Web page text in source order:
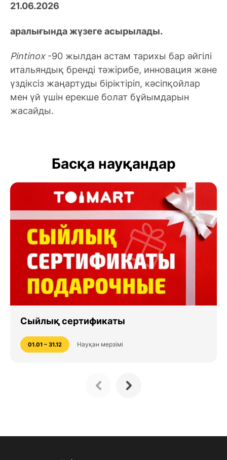
21.06.2026
аралығында жүзеге асырылады.
Pintinox -90 жылдан астам тарихы бар әйгілі
итальяндық бренді тәжірибе, инновация және
үздіксіз жаңартуды біріктіріп, кәсіпқойлар
мен үй үшін ерекше болат бұйымдарын
жасайды.
Басқа науқандар
Сыйлық сертификаты
01.01 – 31.12 Науқан мерзімі